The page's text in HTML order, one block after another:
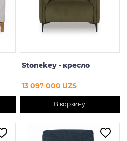
Stonekey - кресло
13 097 000 UZS
В корзину